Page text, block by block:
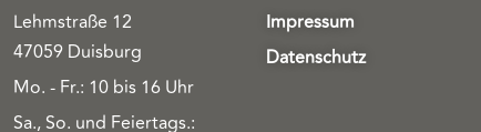
Lehmstraße 12
47059 Duisburg
Mo. - Fr.: 10 bis 16 Uhr
Sa., So. und Feiertags.:
Impressum
Datenschutz